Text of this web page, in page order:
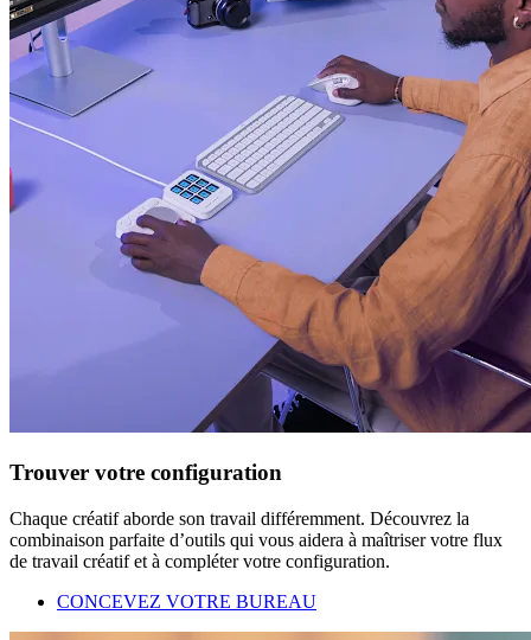
Trouver votre configuration
Chaque créatif aborde son travail différemment. Découvrez la
combinaison parfaite d’outils qui vous aidera à maîtriser votre flux
de travail créatif et à compléter votre configuration.
CONCEVEZ VOTRE BUREAU